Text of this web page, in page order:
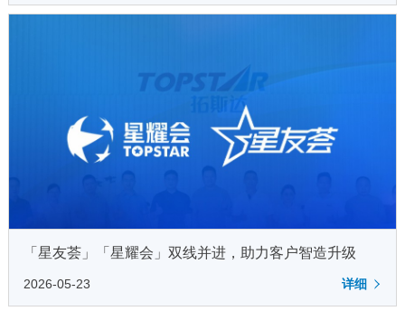
「星友荟」「星耀会」双线并进，助力客户智造升级
2026-05-23 详细